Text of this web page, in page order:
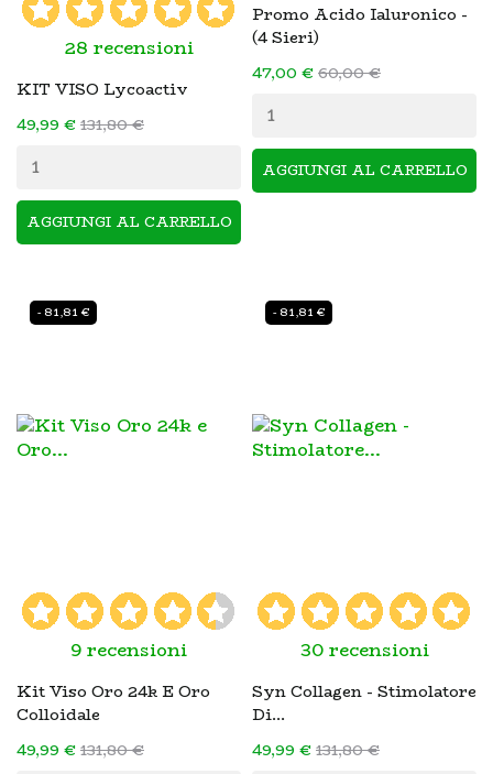
28 recensioni
KIT VISO Lycoactiv
49,99 €131,80 €
AGGIUNGI AL CARRELLO
Promo Acido Ialuronico -
(4 Sieri)
47,00 €60,00 €
AGGIUNGI AL CARRELLO
9 recensioni
Kit Viso Oro 24k E Oro
Colloidale
49,99 €131,80 €
- 81,81 €
30 recensioni
Syn Collagen - Stimolatore
Di...
49,99 €131,80 €
- 81,81 €